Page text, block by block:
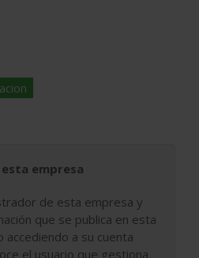
empresa
de esta empresa y
que se publica en esta
accediendo a su cuenta
el usuario que gestiona